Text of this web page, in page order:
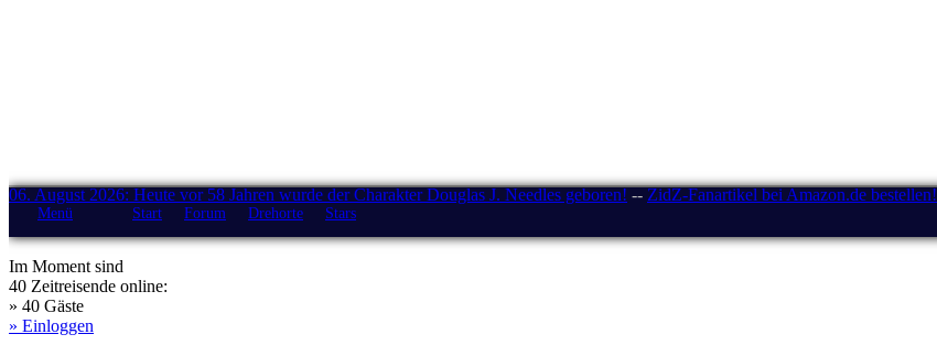
06. August 2026: Heute vor 58 Jahren wurde der Charakter Douglas J. Needles geboren! -- ZidZ-Fanartikel bei Amazon.de bestellen!
Menü Start Forum Drehorte Stars
Im Moment sind
40 Zeitreisende online:
» 40 Gäste
» Einloggen